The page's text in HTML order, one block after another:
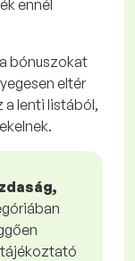
ennél
bónuszokat
eltér
lenti listából,